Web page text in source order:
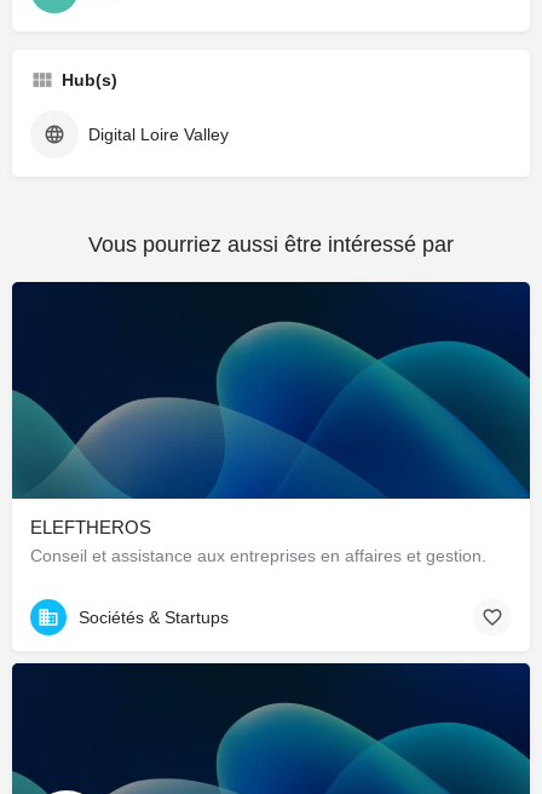
Hub(s)
Digital Loire Valley
Vous pourriez aussi être intéressé par
ELEFTHEROS
Conseil et assistance aux entreprises en affaires et gestion.
Sociétés & Startups